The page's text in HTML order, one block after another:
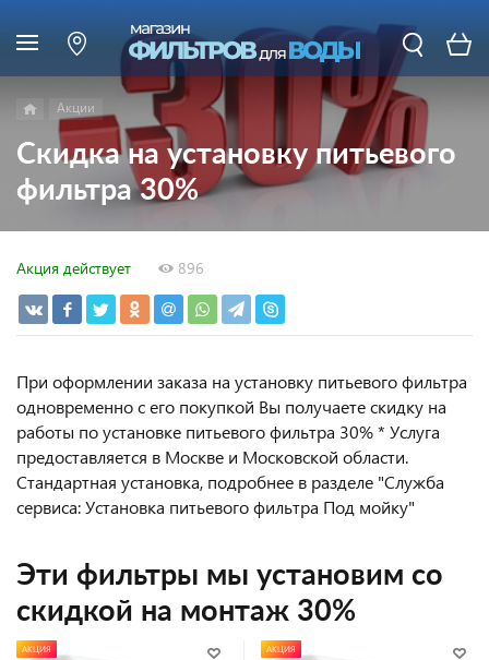
Акции
Скидка на установку питьевого
фильтра 30%
Акция действует 896
При оформлении заказа на установку питьевого фильтра
одновременно с его покупкой Вы получаете скидку на
работы по установке питьевого фильтра 30% * Услуга
предоставляется в Москве и Московской области.
Стандартная установка, подробнее в разделе "Служба
сервиса: Установка питьевого фильтра Под мойку"
Эти фильтры мы установим со
скидкой на монтаж 30%
АКЦИЯ АКЦИЯ